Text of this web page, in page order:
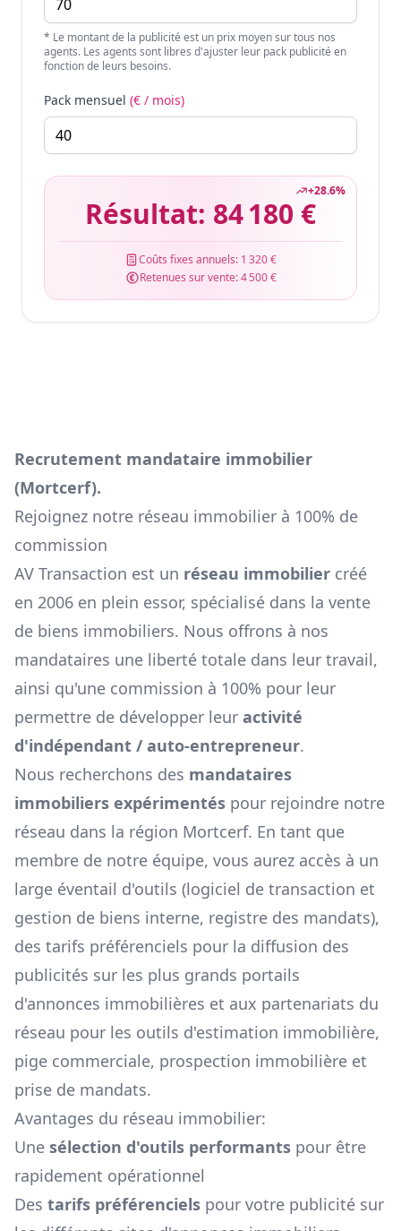
* Le montant de la publicité est un prix moyen sur tous nos
agents. Les agents sont libres d'ajuster leur pack publicité en
fonction de leurs besoins.
Pack mensuel (€ / mois)
+28.6%
Résultat: 84 180 €
Coûts fixes annuels: 1 320 €
Retenues sur vente:4 500 €
Recrutement mandataire immobilier
(Mortcerf).
Rejoignez notre réseau immobilier à 100% de
commission
AV Transaction est un réseau immobilier créé
en 2006 en plein essor, spécialisé dans la vente
de biens immobiliers. Nous offrons à nos
mandataires une liberté totale dans leur travail,
ainsi qu'une commission à 100% pour leur
permettre de développer leur activité
d'indépendant / auto-entrepreneur.
Nous recherchons des mandataires
immobiliers expérimentés pour rejoindre notre
réseau dans la région Mortcerf. En tant que
membre de notre équipe, vous aurez accès à un
large éventail d'outils (logiciel de transaction et
gestion de biens interne, registre des mandats),
des tarifs préférenciels pour la diffusion des
publicités sur les plus grands portails
d'annonces immobilières et aux partenariats du
réseau pour les outils d'estimation immobilière,
pige commerciale, prospection immobilière et
prise de mandats.
Avantages du réseau immobilier:
Une sélection d'outils performants pour être
rapidement opérationnel
Des tarifs préférenciels pour votre publicité sur